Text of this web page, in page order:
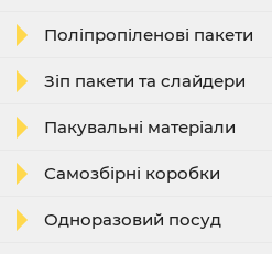
Поліпропіленові пакети
Зіп пакети та слайдери
Пакувальні матеріали
Самозбірні коробки
Одноразовий посуд